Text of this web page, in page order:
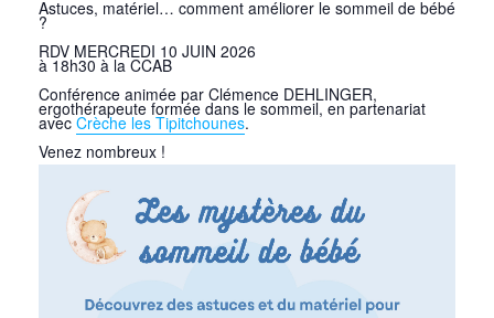
Astuces, matériel… comment améliorer le sommeil de bébé
?
RDV MERCREDI 10 JUIN 2026
à 18h30 à la CCAB
Conférence animée par Clémence DEHLINGER,
ergothérapeute formée dans le sommeil, en partenariat
avecCrèche les Tipitchounes.
Venez nombreux !